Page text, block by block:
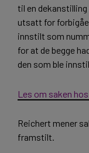
til en
utsatt for
innstilt som
for at de begge
den som ble
Les om saken
Reichert mener
framstilt.